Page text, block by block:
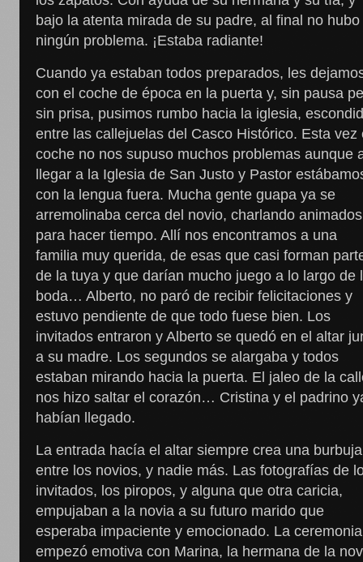
bajo la atenta mirada de su padre, al final no hubo
ningún problema. ¡Estaba radiante!
Cuando ya estaban todos preparados, les
con el coche de época en la puerta y, sin pausa
sin prisa, pusimos rumbo hacia la iglesia,
entre las callejuelas del Casco Histórico. Esta vez
coche no nos supuso muchos problemas aunque
llegar a la Iglesia de San Justo y Pastor
con la lengua fuera. Mucha gente guapa ya se
arremolinaba cerca del novio, charlando animados
para hacer tiempo. Allí nos encontramos a una
familia muy querida, de esas que casi forman
de la tuya y que darían mucho juego a lo largo de
boda… Alberto, no paró de recibir felicitaciones y
estuvo pendiente de que todo fuese bien. Los
invitados entraron y Alberto se quedó en el altar
a su madre. Los segundos se alargaba y todos
estaban mirando hacia la puerta. El jaleo de la
nos hizo saltar el corazón… Cristina y el padrino
habían llegado.
La entrada hacía el altar siempre crea una burbuja
entre los novios, y nadie más. Las fotografías de
invitados, los piropos, y alguna que otra caricia,
empujaban a la novia a su futuro marido que
esperaba impaciente y emocionado. La ceremonia
empezó emotiva con Marina, la hermana de la